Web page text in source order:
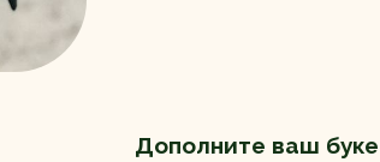
Дополните ваш